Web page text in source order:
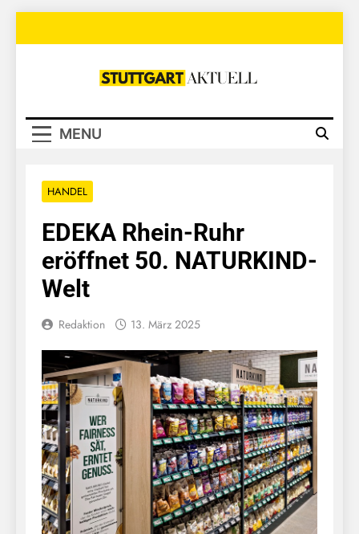
Stuttgart
MENU
HANDEL
EDEKA Rhein-Ruhr
eröffnet 50. NATURKIND-
Welt
Redaktion 13. März 2025